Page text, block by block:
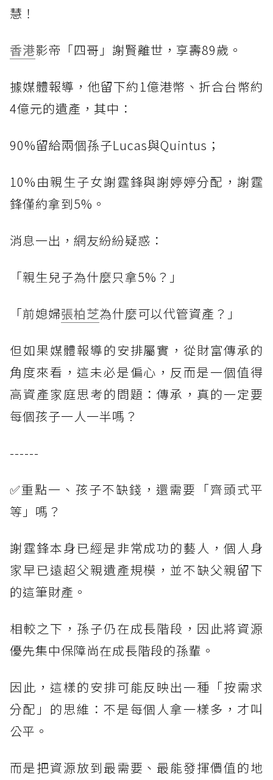
慧！
香港影帝「四哥」謝賢離世，享壽89歲。
據媒體報導，他留下約1億港幣、折合台幣約
4億元的遺產，其中：
90%留給兩個孫子Lucas與Quintus；
10%由親生子女謝霆鋒與謝婷婷分配，謝霆
鋒僅約拿到5%。
消息一出，網友紛紛疑惑：
「親生兒子為什麼只拿5%？」
「前媳婦張柏芝為什麼可以代管資產？」
但如果媒體報導的安排屬實，從財富傳承的
角度來看，這未必是偏心，反而是一個值得
高資產家庭思考的問題：傳承，真的一定要
每個孩子一人一半嗎？
------
✅重點一、孩子不缺錢，還需要「齊頭式平
等」嗎？
謝霆鋒本身已經是非常成功的藝人，個人身
家早已遠超父親遺產規模，並不缺父親留下
的這筆財產。
相較之下，孫子仍在成長階段，因此將資源
優先集中保障尚在成長階段的孫輩。
因此，這樣的安排可能反映出一種「按需求
分配」的思維：不是每個人拿一樣多，才叫
公平。
而是把資源放到最需要、最能發揮價值的地